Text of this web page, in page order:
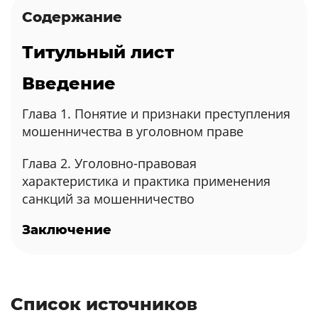
Содержание
Титульный лист
Введение
Глава 1. Понятие и признаки преступления
мошенничества в уголовном праве
Глава 2. Уголовно-правовая
характеристика и практика применения
санкций за мошенничество
Заключение
Список источников